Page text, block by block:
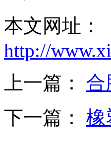
本文网址：
http://
上一篇： 合
下一篇： 橡